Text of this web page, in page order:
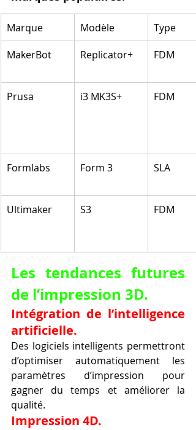
Marque Modèle
Type
MakerBot
Replicator+ FDM
Prusa i3 MK3S+ FDM
Formlabs Form 3 SLA
Ultimaker S3 FDM
Les tendances futures
de l’impression 3D.
Intégration de l’intelligence
artificielle.
Des logiciels intelligents permettront
d’optimiser automatiquement les
paramètres d’impression pour
gagner du temps et améliorer la
qualité.
Impression 4D.